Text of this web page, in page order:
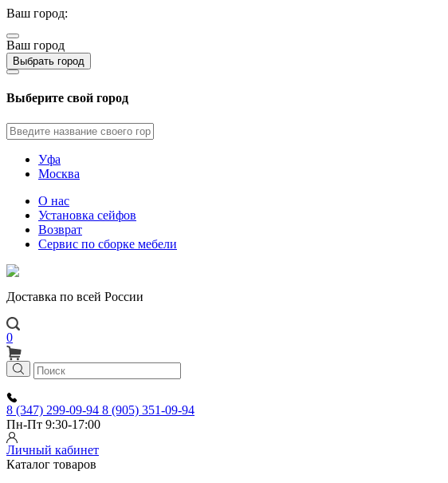
Ваш город:
Ваш город
Выбрать город
Выберите свой город
Уфа
Москва
О нас
Установка сейфов
Возврат
Сервис по сборке мебели
Доставка по всей России
0
8 (347) 299-09-94 8 (905) 351-09-94
Пн-Пт 9:30-17:00
Личный кабинет
Каталог товаров